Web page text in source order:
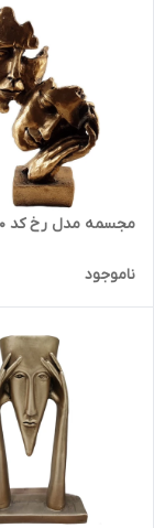
مجسمه مدل رخ کد 330
ناموجود